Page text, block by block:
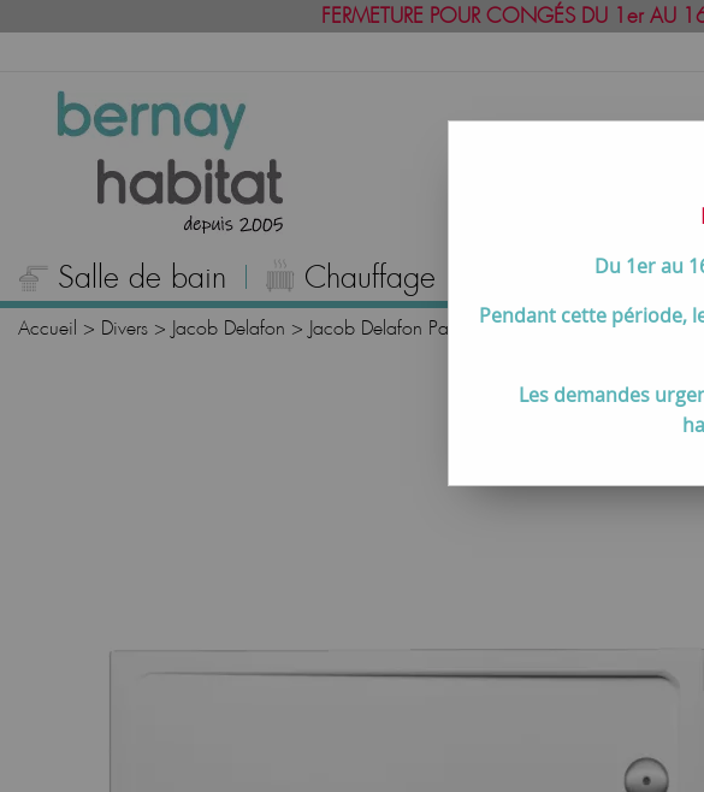
FERMETURE POUR CONGÉS DU 1er AU
Salle de bain Chauffage Cuisson
Accueil > Divers > Jacob Delafon > Jacob Delafon Paris > Receveur Flight 160 x 90
Du 1er au
Pendant cette période,
Les demandes